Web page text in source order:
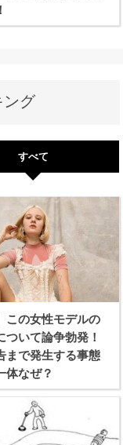
ング
すべて
この女性モデルの
ついて論争勃発！
まで発生する事態
体なぜ？